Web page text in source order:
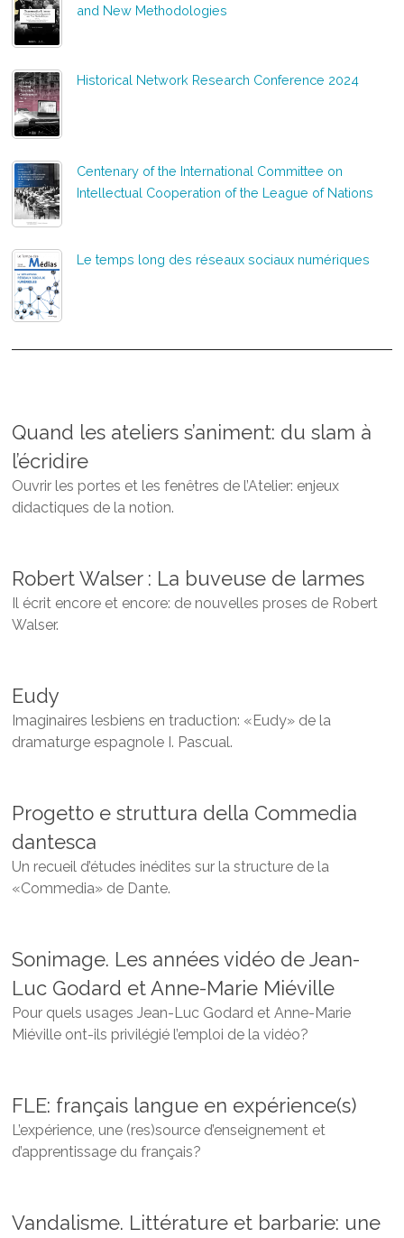
and New Methodologies
Historical Network Research Conference 2024
Centenary of the International Committee on
Intellectual Cooperation of the League of Nations
Le temps long des réseaux sociaux numériques
Quand les ateliers s’animent: du slam à
l’écridire
Ouvrir les portes et les fenêtres de l’Atelier: enjeux
didactiques de la notion.
Robert Walser : La buveuse de larmes
Il écrit encore et encore: de nouvelles proses de Robert
Walser.
Eudy
Imaginaires lesbiens en traduction: «Eudy» de la
dramaturge espagnole I. Pascual.
Progetto e struttura della Commedia
dantesca
Un recueil d’études inédites sur la structure de la
«Commedia» de Dante.
Sonimage. Les années vidéo de Jean-
Luc Godard et Anne-Marie Miéville
Pour quels usages Jean-Luc Godard et Anne-Marie
Miéville ont-ils privilégié l’emploi de la vidéo?
FLE: français langue en expérience(s)
L’expérience, une (res)source d’enseignement et
d’apprentissage du français?
Vandalisme. Littérature et barbarie: une